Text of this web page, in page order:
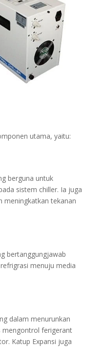
utama, yaitu:
berguna untuk
sistem chiller. Ia juga
meningkatkan tekanan
bertanggungjawab
menuju media
dalam menurunkan
mengontrol ferigerant
Katup Expansi juga